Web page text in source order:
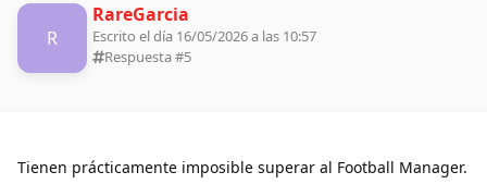
R
RareGarcia
Escrito el día 16/05/2026 a las 10:57
Respuesta #5
Tienen prácticamente imposible superar al Football Manager.